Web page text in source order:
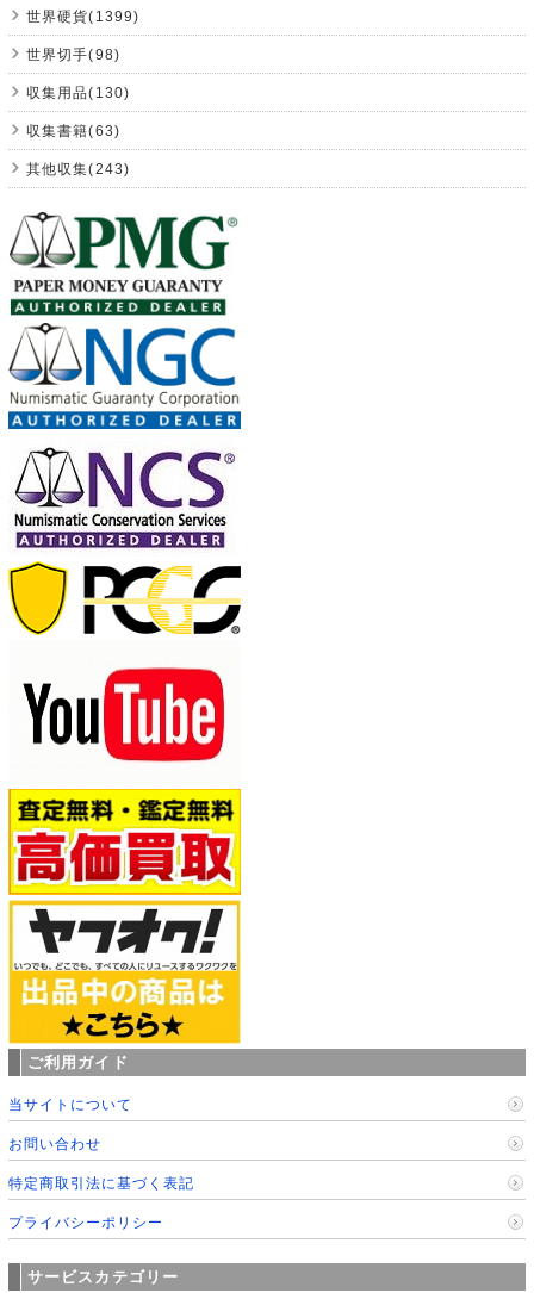
世界硬貨(1399)
世界切手(98)
収集用品(130)
収集書籍(63)
其他収集(243)
ご利用ガイド
当サイトについて
お問い合わせ
特定商取引法に基づく表記
プライバシーポリシー
サービスカテゴリー